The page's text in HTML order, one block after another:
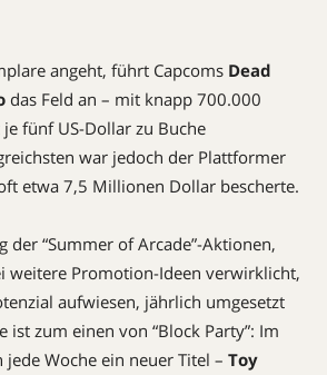
angeht, führt Capcoms Dead
das Feld an – mit knapp 700.000
fünf US-Dollar zu Buche
war jedoch der Plattformer
etwa 7,5 Millionen Dollar bescherte.
der “Summer of Arcade”-Aktionen,
weitere Promotion-Ideen verwirklicht,
aufwiesen, jährlich umgesetzt
ist zum einen von “Block Party”: Im
Woche ein neuer Titel – Toy